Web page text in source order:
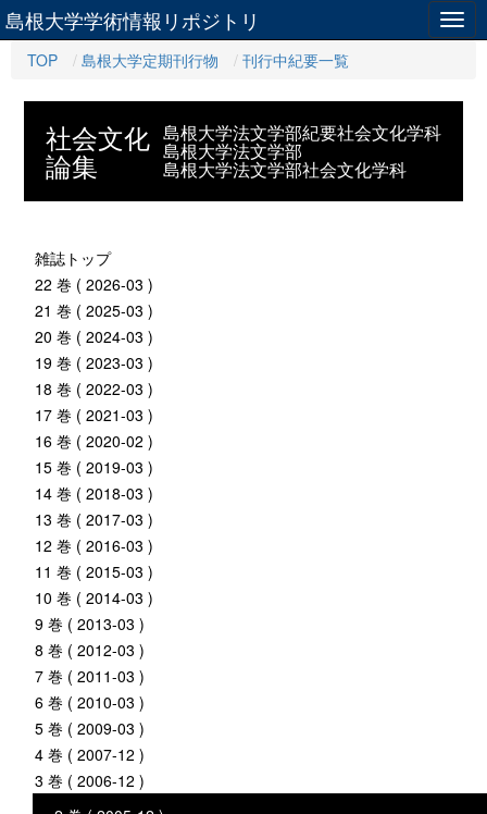
島根大学学術情報リポジトリ
TOP 島根大学定期刊行物 刊行中紀要一覧
島根大学法文学部紀要社会文化学科
島根大学法文学部
島根大学法文学部社会文化学科
社会文化
論集
雑誌トップ
22 巻 ( 2026-03 )
21 巻 ( 2025-03 )
20 巻 ( 2024-03 )
19 巻 ( 2023-03 )
18 巻 ( 2022-03 )
17 巻 ( 2021-03 )
16 巻 ( 2020-02 )
15 巻 ( 2019-03 )
14 巻 ( 2018-03 )
13 巻 ( 2017-03 )
12 巻 ( 2016-03 )
11 巻 ( 2015-03 )
10 巻 ( 2014-03 )
9 巻 ( 2013-03 )
8 巻 ( 2012-03 )
7 巻 ( 2011-03 )
6 巻 ( 2010-03 )
5 巻 ( 2009-03 )
4 巻 ( 2007-12 )
3 巻 ( 2006-12 )